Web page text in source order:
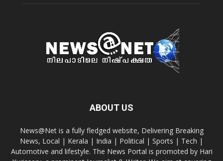
ABOUT US
News@Net is a fully fledged website, Delivering Breaking
News, Local | Kerala | India | Political | Sports | Tech |
Automotive and lifestyle. The News Portal is promoted by Hari